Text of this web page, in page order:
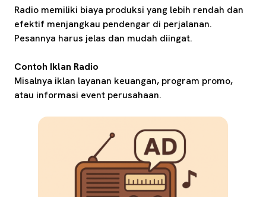
Radio memiliki biaya produksi yang lebih rendah dan
efektif menjangkau pendengar di perjalanan.
Pesannya harus jelas dan mudah diingat.
Contoh Iklan Radio
Misalnya iklan layanan keuangan, program promo,
atau informasi event perusahaan.